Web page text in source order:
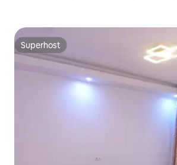
Superhost
Superhost